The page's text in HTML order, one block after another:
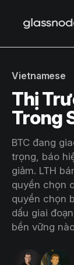
Vietnamese
Thị
Trong
BTC đang
trọng, báo
giảm. LTH
quyền chọn
quyền chọn
dấu giai
bền vững